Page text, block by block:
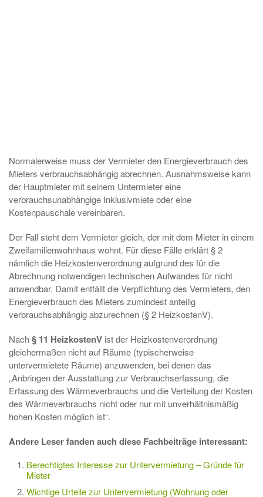
Normalerweise muss der Vermieter den Energieverbrauch des
Mieters verbrauchsabhängig abrechnen. Ausnahmsweise kann
der Hauptmieter mit seinem Untermieter eine
verbrauchsunabhängige Inklusivmiete oder eine
Kostenpauschale vereinbaren.
Der Fall steht dem Vermieter gleich, der mit dem Mieter in einem
Zweifamilienwohnhaus wohnt. Für diese Fälle erklärt § 2
nämlich die Heizkostenverordnung aufgrund des für die
Abrechnung notwendigen technischen Aufwandes für nicht
anwendbar. Damit entfällt die Verpflichtung des Vermieters, den
Energieverbrauch des Mieters zumindest anteilig
verbrauchsabhängig abzurechnen (§ 2 HeizkostenV).
Nach§ 11 HeizkostenV ist der Heizkostenverordnung
gleichermaßen nicht auf Räume (typischerweise
untervermietete Räume) anzuwenden, bei denen das
„Anbringen der Ausstattung zur Verbrauchserfassung, die
Erfassung des Wärmeverbrauchs und die Verteilung der Kosten
des Wärmeverbrauchs nicht oder nur mit unverhältnismäßig
hohen Kosten möglich ist“.
Andere Leser fanden auch diese Fachbeiträge interessant:
Berechtigtes Interesse zur Untervermietung – Gründe für
Mieter
Wichtige Urteile zur Untervermietung (Wohnung oder